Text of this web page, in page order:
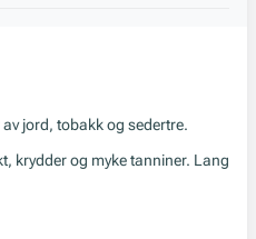
jord, tobakk og sedertre.
krydder og myke tanniner. Lang